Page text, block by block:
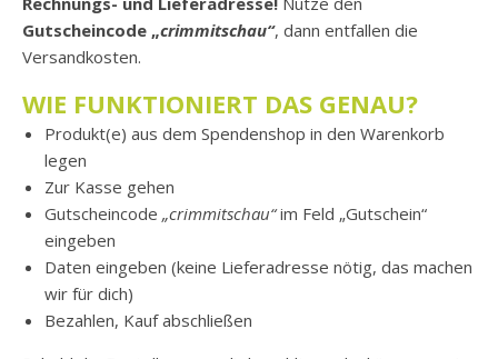
Gutscheincode „crimmitschau“, dann entfallen die
Versandkosten.
WIE FUNKTIONIERT DAS GENAU?
Produkt(e) aus dem Spendenshop in den Warenkorb
legen
Zur Kasse gehen
Gutscheincode „crimmitschau“im Feld „Gutschein“
eingeben
Daten eingeben (keine Lieferadresse nötig, das machen
wir für dich)
Bezahlen, Kauf abschließen